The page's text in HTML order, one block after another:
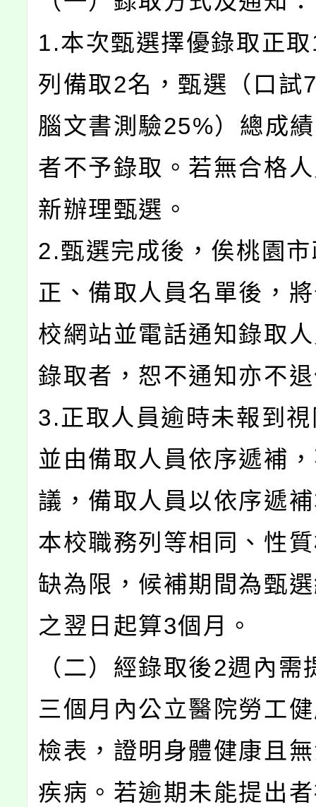
1.本次甄選擇優錄取正
列備取2名，甄選（口試
腦文書測驗25%）總成
者不予錄取。若無合格
新辦理甄選。
2.甄選完成後，俟桃園
正、備取人員名單後，
校網站並電話通知錄取
錄取者，恕不通知亦不
3.正取人員逾時未報到
並由備取人員依序遞補
議，備取人員以依序遞
本校職務列等相同、性
缺為限，候補期間為甄
之翌日起算3個月。
（二）經錄取後2週內需
三個月內公立醫院勞工
檢表，證明身體健康且
疾病。若逾期未能提出